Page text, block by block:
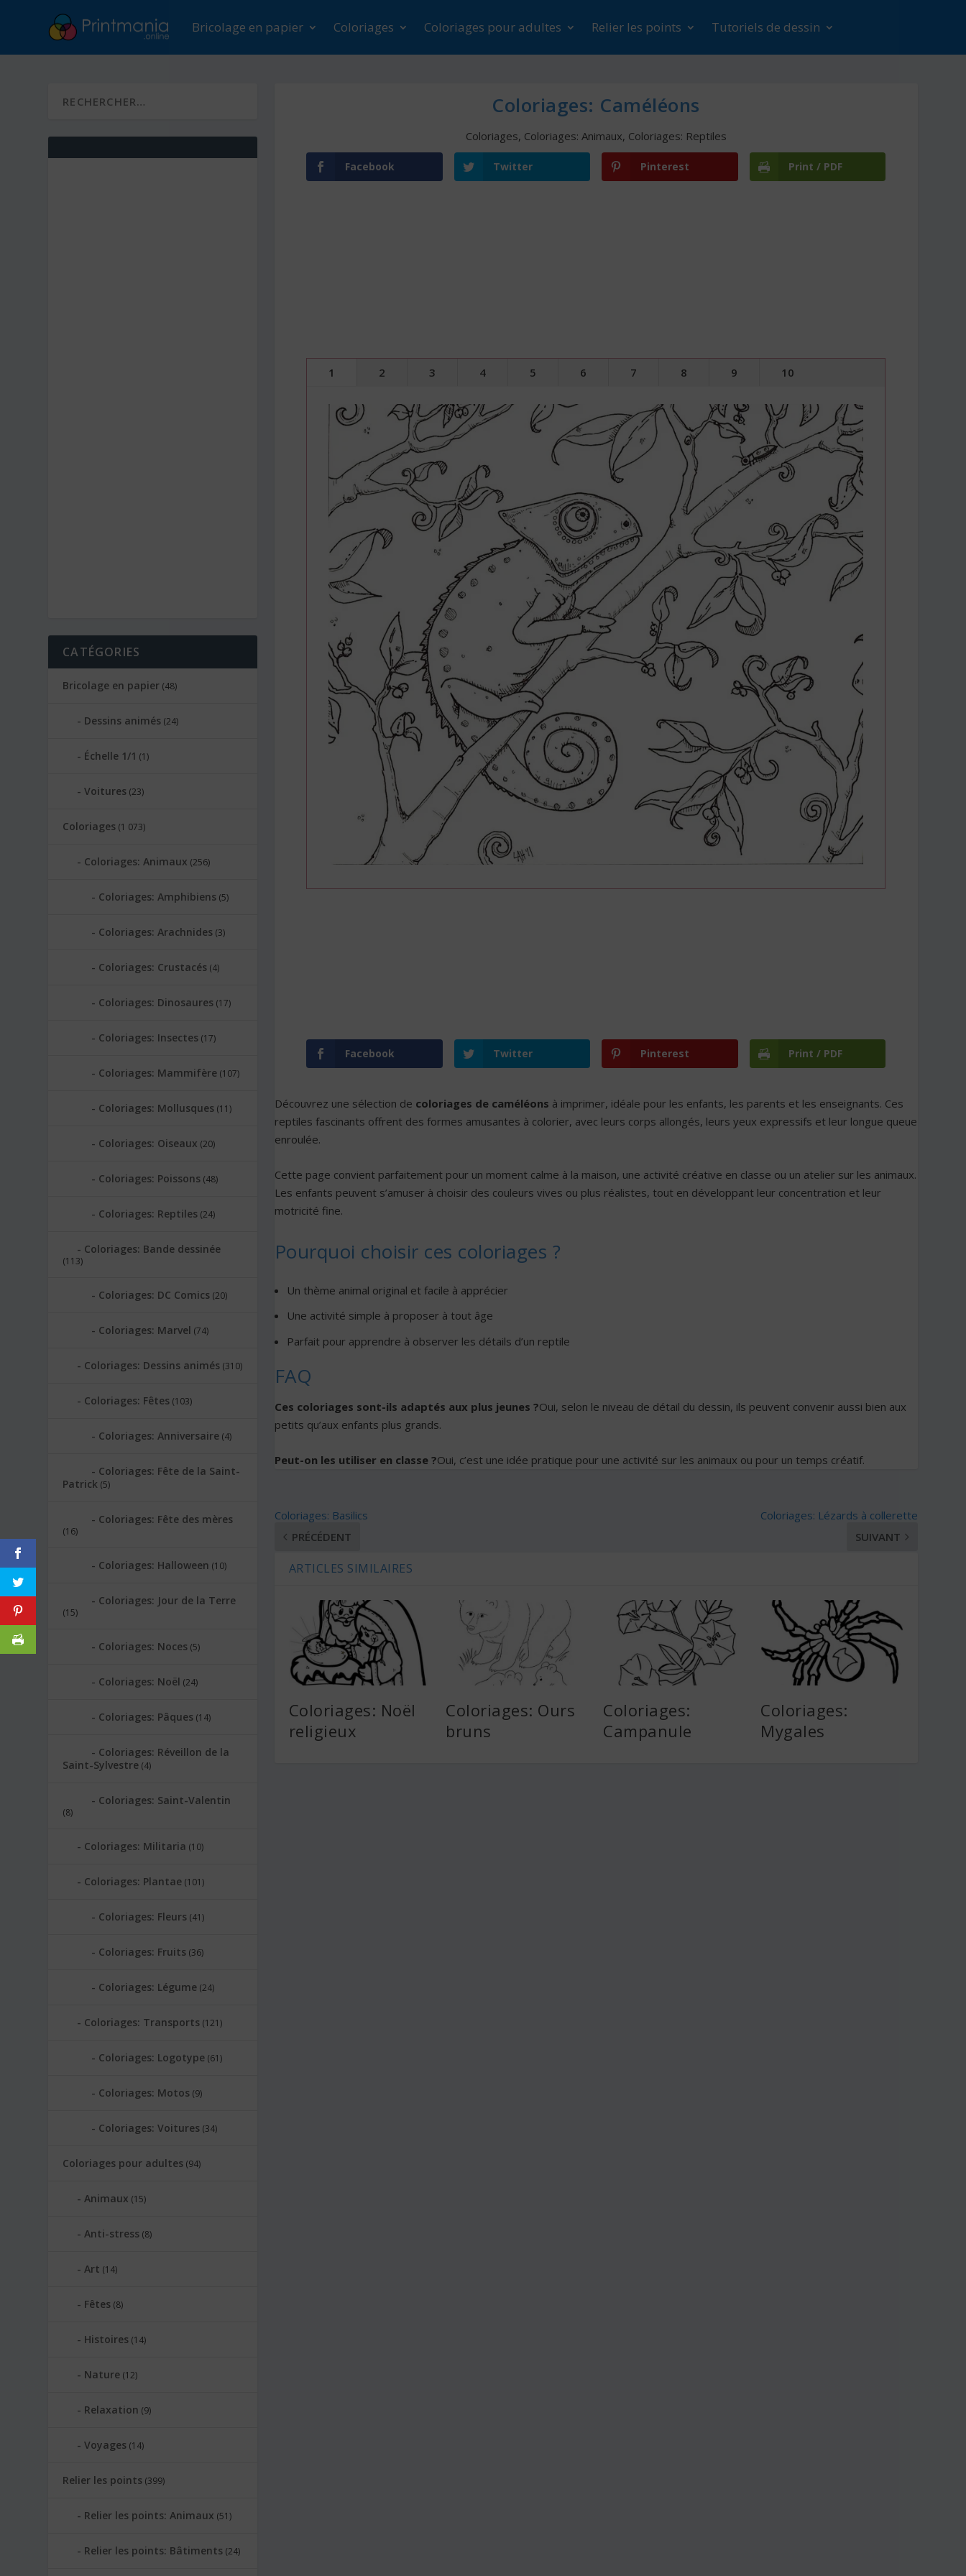
Bricolage en papier Coloriages Coloriages pour adultes Relier les points Tutoriels de dessin
Coloriages: Caméléons
Coloriages, Coloriages: Animaux, Coloriages: Reptiles
Facebook Twitter Pinterest Print / PDF
1 2 3 4 5 6 7 8 9 10
Facebook Twitter Pinterest Print / PDF
Découvrez une sélection de coloriages de caméléons à imprimer, idéale pour les enfants, les parents et les enseignants. Ces
reptiles fascinants offrent des formes amusantes à colorier, avec leurs corps allongés, leurs yeux expressifs et leur longue queue
enroulée.
Cette page convient parfaitement pour un moment calme à la maison, une activité créative en classe ou un atelier sur les animaux.
Les enfants peuvent s’amuser à choisir des couleurs vives ou plus réalistes, tout en développant leur concentration et leur
motricité fine.
Pourquoi choisir ces coloriages ?
Un thème animal original et facile à apprécier
Une activité simple à proposer à tout âge
Parfait pour apprendre à observer les détails d’un reptile
FAQ
Ces coloriages sont-ils adaptés aux plus jeunes ?Oui, selon le niveau de détail du dessin, ils peuvent convenir aussi bien aux
petits qu’aux enfants plus grands.
Peut-on les utiliser en classe ?Oui, c’est une idée pratique pour une activité sur les animaux ou pour un temps créatif.
Coloriages: Basilics
PRÉCÉDENT
Coloriages: Lézards à collerette
SUIVANT
ARTICLES SIMILAIRES
Coloriages: Noël
religieux
Coloriages: Ours
bruns
Coloriages:
Campanule
Coloriages:
Mygales
CATÉGORIES
Bricolage en papier (48)
Dessins animés (24)
Échelle 1/1 (1)
Voitures (23)
Coloriages (1 073)
Coloriages: Animaux (256)
Coloriages: Amphibiens (5)
Coloriages: Arachnides (3)
Coloriages: Crustacés (4)
Coloriages: Dinosaures (17)
Coloriages: Insectes (17)
Coloriages: Mammifère (107)
Coloriages: Mollusques (11)
Coloriages: Oiseaux (20)
Coloriages: Poissons (48)
Coloriages: Reptiles (24)
Coloriages: Bande dessinée
(113)
Coloriages: DC Comics (20)
Coloriages: Marvel (74)
Coloriages: Dessins animés (310)
Coloriages: Fêtes (103)
Coloriages: Anniversaire (4)
Coloriages: Fête de la Saint-
Patrick (5)
Coloriages: Fête des mères
(16)
Coloriages: Halloween (10)
Coloriages: Jour de la Terre
(15)
Coloriages: Noces (5)
Coloriages: Noël (24)
Coloriages: Pâques (14)
Coloriages: Réveillon de la
Saint-Sylvestre (4)
Coloriages: Saint-Valentin
(8)
Coloriages: Militaria (10)
Coloriages: Plantae (101)
Coloriages: Fleurs (41)
Coloriages: Fruits (36)
Coloriages: Légume (24)
Coloriages: Transports (121)
Coloriages: Logotype (61)
Coloriages: Motos (9)
Coloriages: Voitures (34)
Coloriages pour adultes (94)
Animaux (15)
Anti-stress (8)
Art (14)
Fêtes (8)
Histoires (14)
Nature (12)
Relaxation (9)
Voyages (14)
Relier les points (399)
Relier les points: Animaux (51)
Relier les points: Bâtiments (24)